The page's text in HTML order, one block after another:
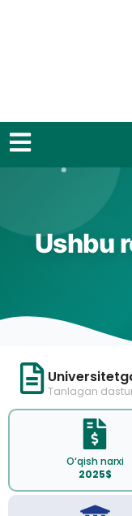
Ushbu
Tanlagan
O‘qish narxi
2025$